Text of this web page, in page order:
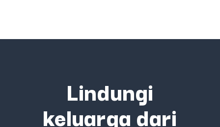
Lindungi
keluarga dari